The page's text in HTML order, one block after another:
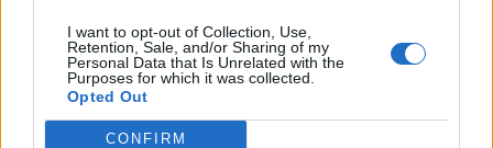
I want to opt-out of Collection, Use,
Retention, Sale, and/or Sharing of my
Personal Data that Is Unrelated with the
Purposes for which it was collected.
Opted Out
CONFIRM
MÁR ELŐFIZETŐNK VAGY?BEJELENTKEZÉS